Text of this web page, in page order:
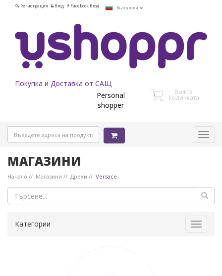
Регистрация Вход Facebook Вход Български
Покупка и Доставка от САЩ
Personal
shopper
Вижте
Количката
МАГАЗИНИ
Начало Магазини Дрехи Versace
Toggle
Категории